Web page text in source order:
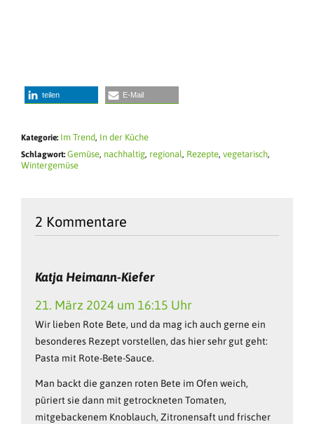
teilen E-Mail
Kategorie: Im Trend, In der Küche
Schlagwort: Gemüse, nachhaltig, regional, Rezepte, vegetarisch,
Wintergemüse
2 Kommentare
Katja Heimann-Kiefer
21. März 2024 um 16:15 Uhr
Wir lieben Rote Bete, und da mag ich auch gerne ein
besonderes Rezept vorstellen, das hier sehr gut geht:
Pasta mit Rote-Bete-Sauce.
Man backt die ganzen roten Bete im Ofen weich,
püriert sie dann mit getrockneten Tomaten,
mitgebackenem Knoblauch, Zitronensaft und frischer